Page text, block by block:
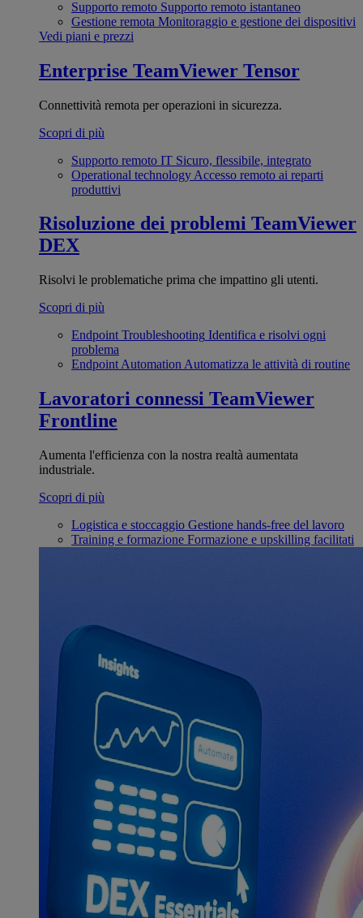
Supporto remoto Supporto remoto istantaneo
Gestione remota Monitoraggio e gestione dei dispositivi
Vedi piani e prezzi
Enterprise TeamViewer Tensor
Connettività remota per operazioni in sicurezza.
Scopri di più
Supporto remoto IT Sicuro, flessibile, integrato
Operational technology Accesso remoto ai reparti
produttivi
Risoluzione dei problemi TeamViewer
DEX
Risolvi le problematiche prima che impattino gli utenti.
Scopri di più
Endpoint Troubleshooting Identifica e risolvi ogni
problema
Endpoint Automation Automatizza le attività di routine
Lavoratori connessi TeamViewer
Frontline
Aumenta l'efficienza con la nostra realtà aumentata
industriale.
Scopri di più
Logistica e stoccaggio Gestione hands-free del lavoro
Training e formazione Formazione e upskilling facilitati